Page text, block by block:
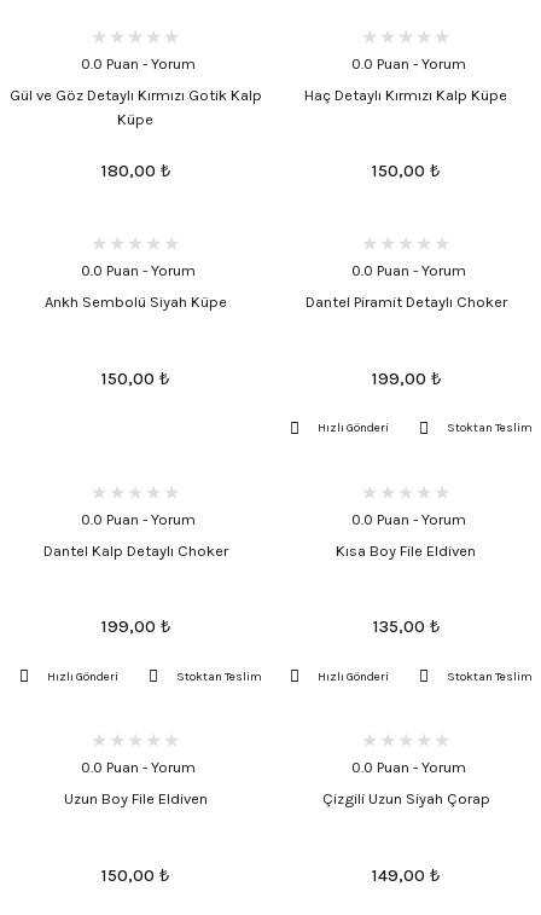
0.0 Puan - Yorum
Gül ve Göz Detaylı Kırmızı Gotik Kalp
Küpe
180,00 ₺
0.0 Puan - Yorum
Haç Detaylı Kırmızı Kalp Küpe
150,00 ₺
0.0 Puan - Yorum
Ankh Sembolü Siyah Küpe
150,00 ₺
0.0 Puan - Yorum
Dantel Piramit Detaylı Choker
199,00 ₺
Hızlı Gönderi Stoktan Teslim
0.0 Puan - Yorum
Dantel Kalp Detaylı Choker
199,00 ₺
Hızlı Gönderi Stoktan Teslim
0.0 Puan - Yorum
Kısa Boy File Eldiven
135,00 ₺
Hızlı Gönderi Stoktan Teslim
0.0 Puan - Yorum
Uzun Boy File Eldiven
150,00 ₺
0.0 Puan - Yorum
Çizgili Uzun Siyah Çorap
149,00 ₺